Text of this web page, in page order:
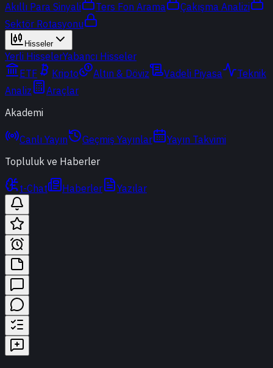
Akıllı Para Sinyali
Ters Fon Arama
Çakışma Analizi
Sektör Rotasyonu
Hisseler
Yerli HisselerYabancı Hisseler
ETF
Kripto Altın & Döviz Vadeli Piyasa
Teknik
Analiz
Araçlar
Akademi
Canlı Yayın Geçmiş Yayınlar
Yayın Takvimi
Topluluk ve Haberler
t-Chat Haberler Yazılar